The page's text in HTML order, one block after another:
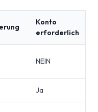
Konto
erforderlich
NEIN
Ja